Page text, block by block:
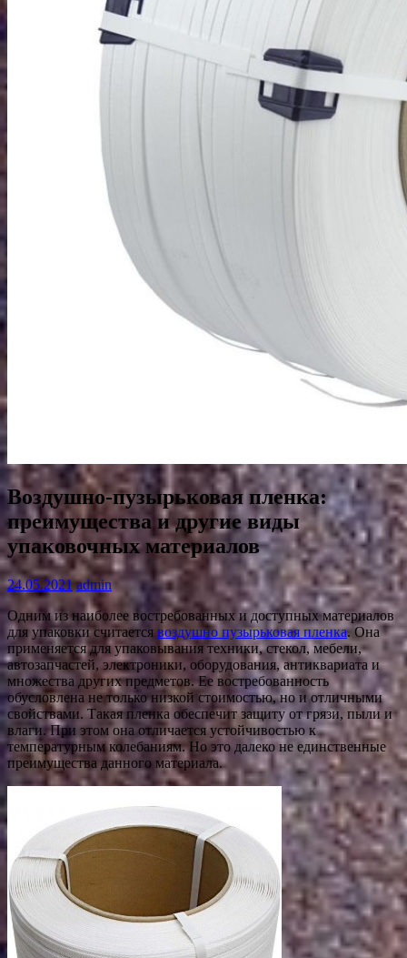
Воздушно-пузырьковая пленка:
преимущества и другие виды
упаковочных материалов
24.05.2021 admin
Одним из наиболее востребованных и доступных материалов
для упаковки считается воздушно пузырьковая пленка. Она
применяется для упаковывания техники, стекол, мебели,
автозапчастей, электроники, оборудования, антиквариата и
множества других предметов. Ее востребованность
обусловлена не только низкой стоимостью, но и отличными
свойствами. Такая пленка обеспечит защиту от грязи, пыли и
влаги. При этом она отличается устойчивостью к
температурным колебаниям. Но это далеко не единственные
преимущества данного материала.